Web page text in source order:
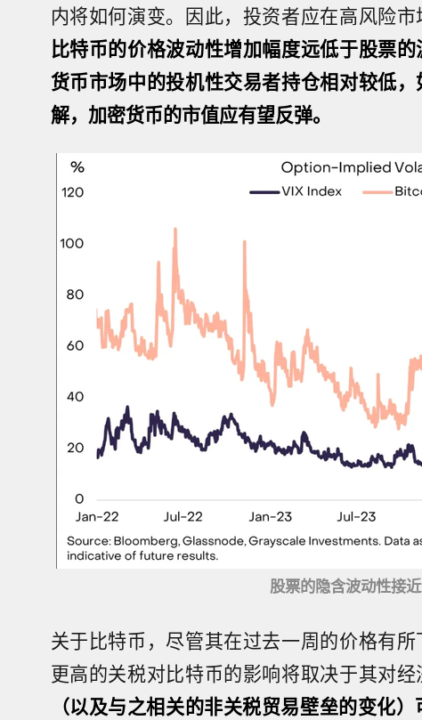
内将如何演变。因此，投资者应在高风险市
比特币的价格波动性增加幅度远低于股票
货币市场中的投机性交易者持仓相对较低
解，加密货币的市值应有望反弹。
股票的隐含波动性接
关于比特币，尽管其在过去一周的价格有所
更高的关税对比特币的影响将取决于其对经
（以及与之相关的非关税贸易壁垒的变化